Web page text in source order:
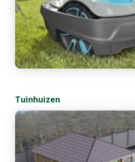
Tuinhuizen